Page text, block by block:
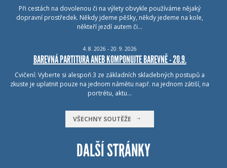
Při cestách na dovolenou či na výlety obvykle používáme nějaký
dopravní prostředek. Někdy jdeme pěšky, někdy jedeme na kole,
někteří jezdí autem či…
4. 8. 2026 - 20. 9. 2026
BAREVNÁ PARTITURA ANEB KOMPONUJTE BAREVNĚ - 20.9.
Cvičení: Vyberte si alespoň 3 ze základních skladebných postupů a
zkuste je uplatnit pouze na jednom námětu např. na jednom zátiší, na
portrétu, aktu…
VŠECHNY SOUTĚŽE
DALŠÍ STRÁNKY